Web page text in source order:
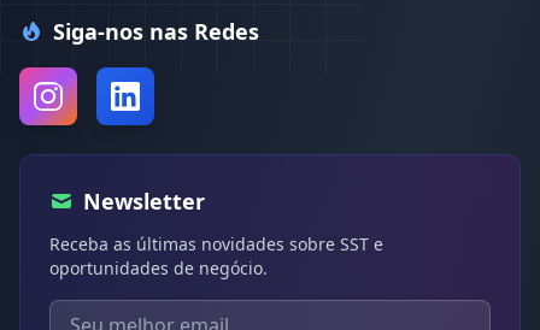
Siga-nos nas Redes
Newsletter
Receba as últimas novidades sobre SST e
oportunidades de negócio.